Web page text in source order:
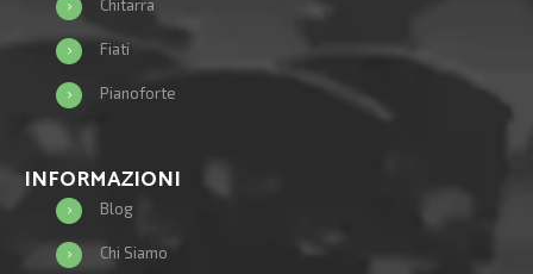
Chitarra
Fiati
Pianoforte
INFORMAZIONI
Blog
Chi Siamo